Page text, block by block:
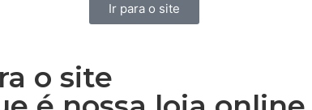
Ir para o site
o site